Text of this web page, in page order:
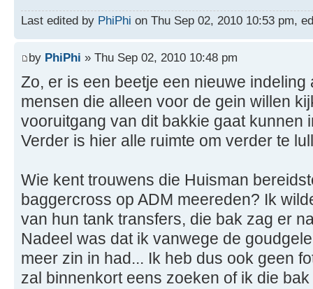
Last edited by PhiPhi on Thu Sep 02, 2010 10:53 pm,
by PhiPhi » Thu Sep 02, 2010 10:48 pm
Zo, er is een beetje een nieuwe
mensen die alleen voor de gein willen
vooruitgang van dit bakkie gaat kunnen
Verder is hier alle ruimte om verder te
Wie kent trouwens die Huisman
baggercross op ADM meereden? Ik
van hun tank transfers, die bak zag er
Nadeel was dat ik vanwege de
meer zin in had... Ik heb dus ook geen
zal binnenkort eens zoeken of ik die